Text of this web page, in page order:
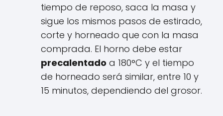
tiempo de reposo, saca la masa y
sigue los mismos pasos de estirado,
corte y horneado que con la masa
comprada. El horno debe estar
precalentado a 180°C y el tiempo
de horneado será similar, entre 10 y
15 minutos, dependiendo del grosor.